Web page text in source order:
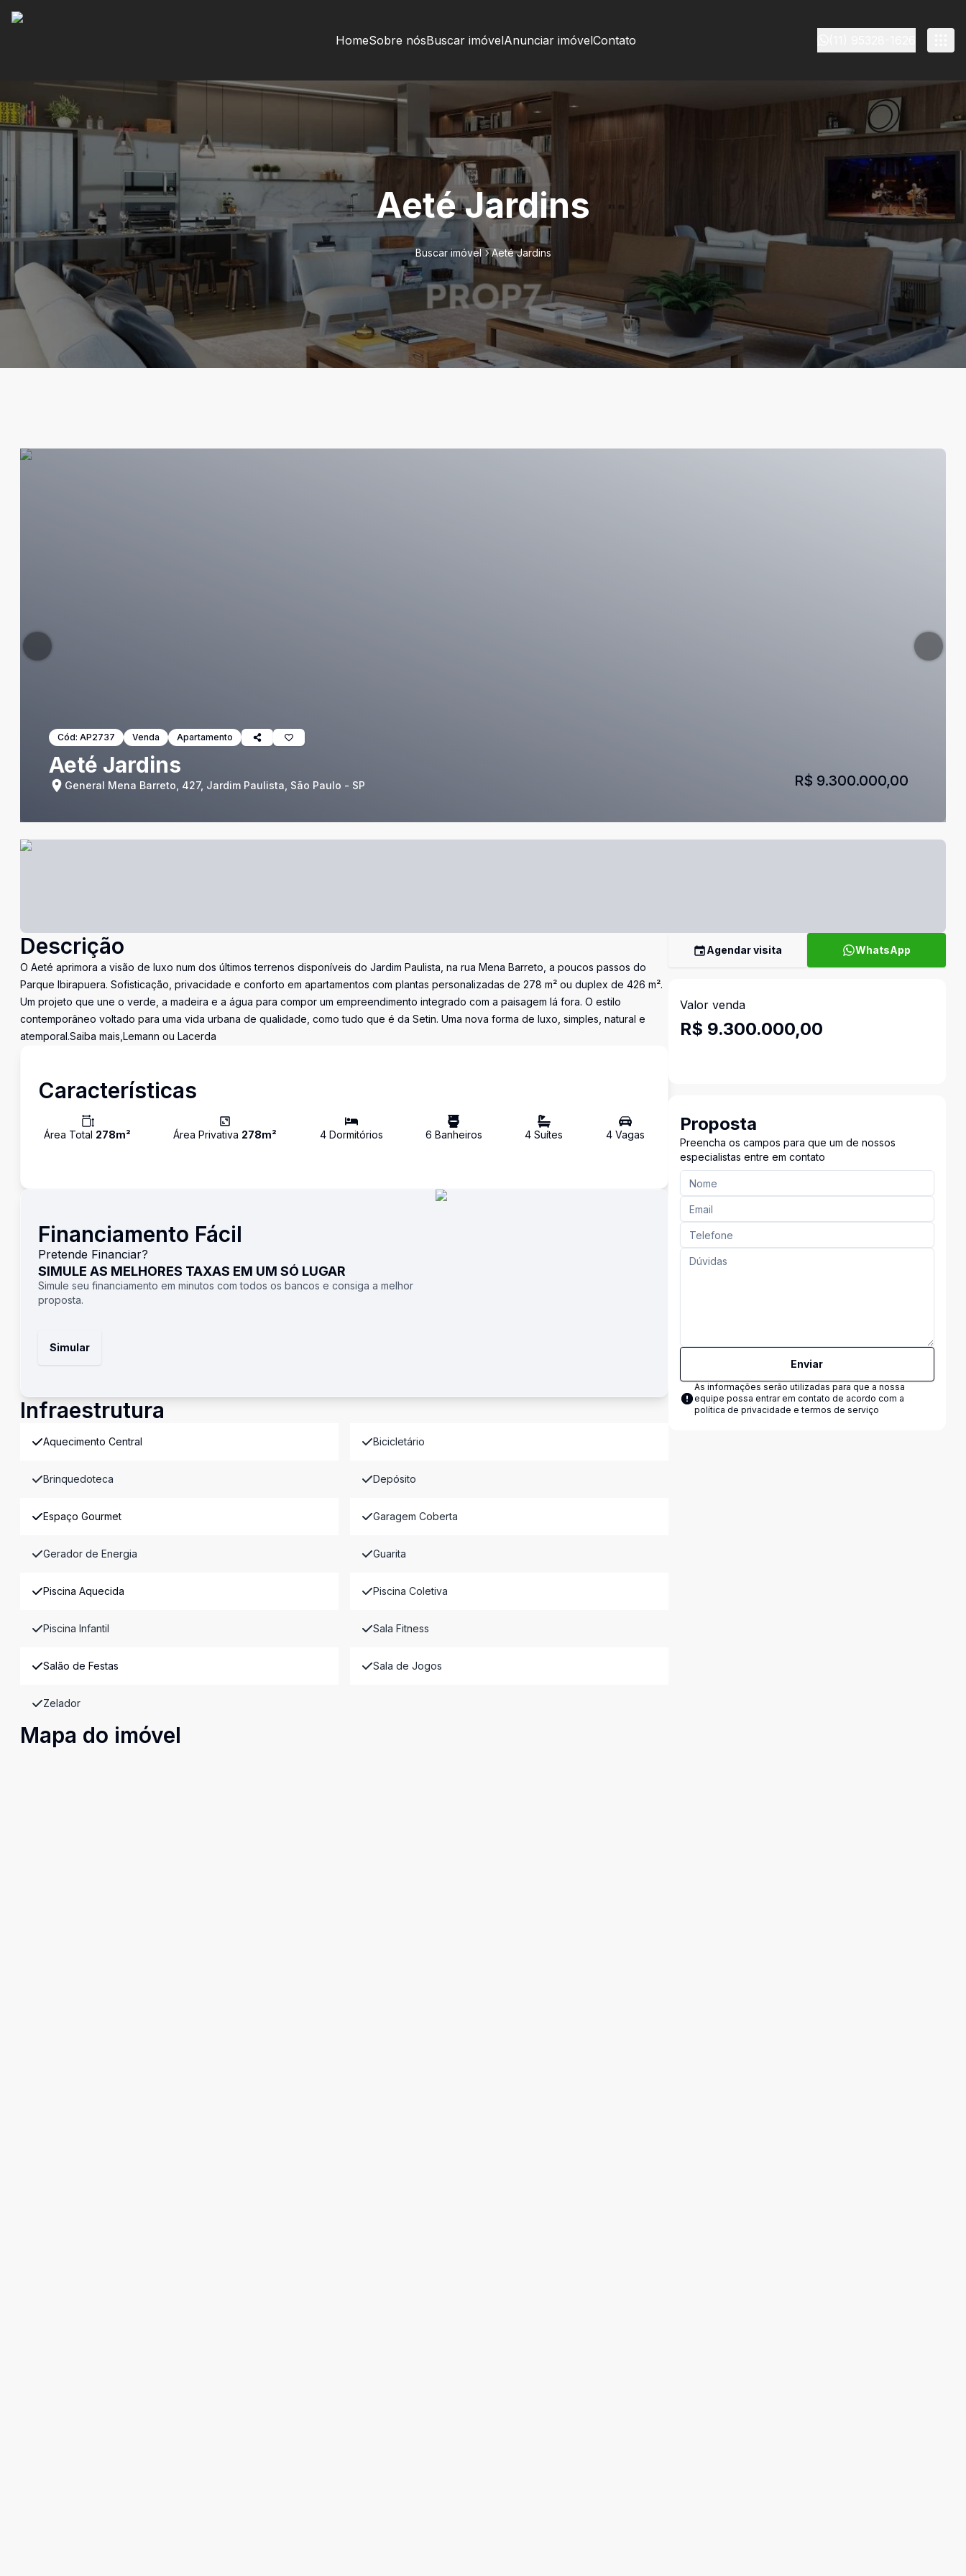
HomeSobre nósBuscar imóvelAnunciar imóvelContato
Aeté Jardins
Buscar imóvel Aeté Jardins
Cód: AP2737 Venda Apartamento
Aeté Jardins
General Mena Barreto, 427, Jardim Paulista, São Paulo - SP R$ 9.300.000,00
Descrição
O Aeté aprimora a visão de luxo num dos últimos terrenos disponíveis do Jardim Paulista, na rua Mena Barreto, a poucos passos do
Parque Ibirapuera. Sofisticação, privacidade e conforto em apartamentos com plantas personalizadas de 278 m² ou duplex de 426 m².
Um projeto que une o verde, a madeira e a água para compor um empreendimento integrado com a paisagem lá fora. O estilo
contemporâneo voltado para uma vida urbana de qualidade, como tudo que é da Setin. Uma nova forma de luxo, simples, natural e
atemporal.Saiba mais,Lemann ou Lacerda
Características
Área Total 278m² Área Privativa 278m² 4Dormitórios 6 Banheiros 4 Suítes 4Vagas
Financiamento Fácil
Pretende Financiar?
SIMULE AS MELHORES TAXAS EM UM SÓ LUGAR
Simule seu financiamento em minutos com todos os bancos e consiga a melhor
proposta.
Simular
Infraestrutura
Aquecimento Central Bicicletário
Brinquedoteca Depósito
Espaço Gourmet Garagem Coberta
Gerador de Energia Guarita
Piscina Aquecida Piscina Coletiva
Piscina Infantil Sala Fitness
Salão de Festas Sala de Jogos
Zelador
Mapa do imóvel
Agendar visita WhatsApp
Valor venda
R$ 9.300.000,00
Proposta
Preencha os campos para que um de nossos
especialistas entre em contato
Enviar
As informações serão utilizadas para que a nossa
equipe possa entrar em contato de acordo com a
política de privacidade e termos de serviço